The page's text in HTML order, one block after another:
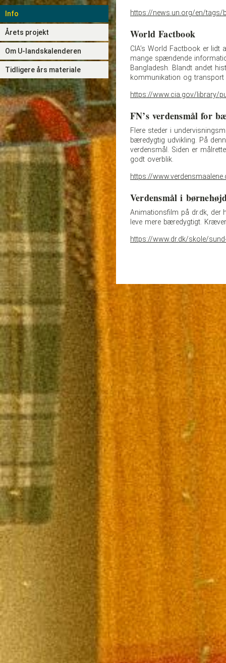
Info
Årets projekt
Om U-landskalenderen
Tidligere års materiale
https://news.un.org/en/tags/
World Factbook
CIA’s World Factbook er lidt
mange spændende
Bangladesh. Blandt andet
kommunikation og transport
https://www.cia.gov/library/
FN’s verdensmål for
Flere steder i
bæredygtig udvikling. På
verdensmål. Siden er
godt overblik.
https://
Verdensmål i
Animationsfilm på dr.dk, der
leve mere bæredygtigt.
https://www.dr.dk/skole/